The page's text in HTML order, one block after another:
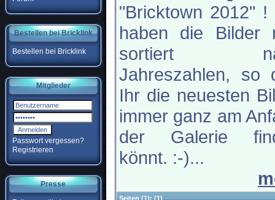
Bestellen bei Bricklink
Bestellen bei Bricklink
Mitglieder
Passwort vergessen?
Registrieren
Presse
"Bricktown 2012" !
haben die Bilder
sortiert
Jahreszahlen, so
Ihr die neuesten
immer ganz am
der Galerie
könnt. :-)...
Seiten(1):(1)